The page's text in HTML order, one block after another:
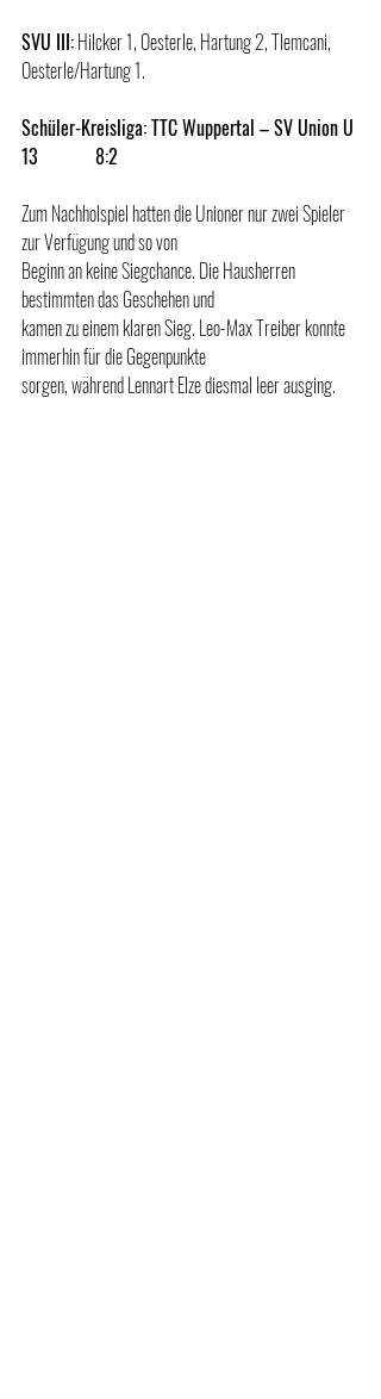
SVU III: Hilcker 1, Oesterle, Hartung 2, Tlemcani,
Oesterle/Hartung 1.
Schüler-Kreisliga: TTC Wuppertal – SV Union U
13            8:2
Zum Nachholspiel hatten die Unioner nur zwei Spieler
zur Verfügung und so von
Beginn an keine Siegchance. Die Hausherren
bestimmten das Geschehen und
kamen zu einem klaren Sieg. Leo-Max Treiber konnte
immerhin für die Gegenpunkte
sorgen, während Lennart Elze diesmal leer ausging.